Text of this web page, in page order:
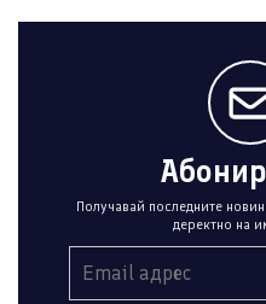
Получавай последните
деректно на